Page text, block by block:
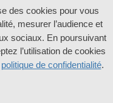
des cookies pour vous
mesurer l’audience et
sociaux. En poursuivant
l’utilisation de cookies
politique de confidentialité.